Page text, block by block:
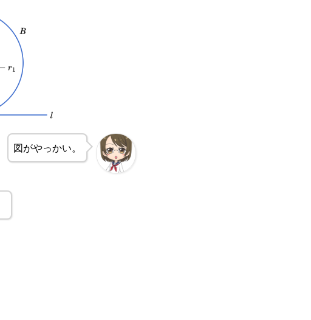
図がやっかい。